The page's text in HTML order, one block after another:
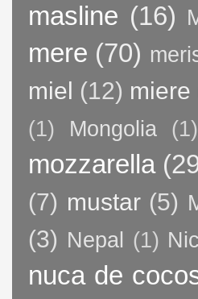
masline (16)
mere (70)
miel (12) miere
(1) Mongolia (1)
mozzarella
(7) mustar (5)
(3) Nepal (1)
nuca de